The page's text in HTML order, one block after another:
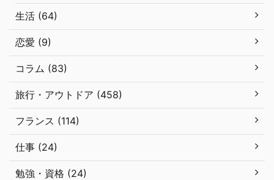
生活 (64)
恋愛 (9)
コラム (83)
旅行・アウトドア (458)
フランス (114)
仕事 (24)
勉強・資格 (24)